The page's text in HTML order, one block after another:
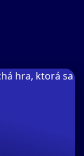
hra, ktorá sa